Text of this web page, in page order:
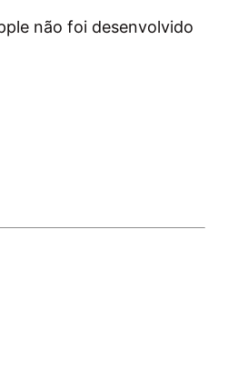
não foi desenvolvido